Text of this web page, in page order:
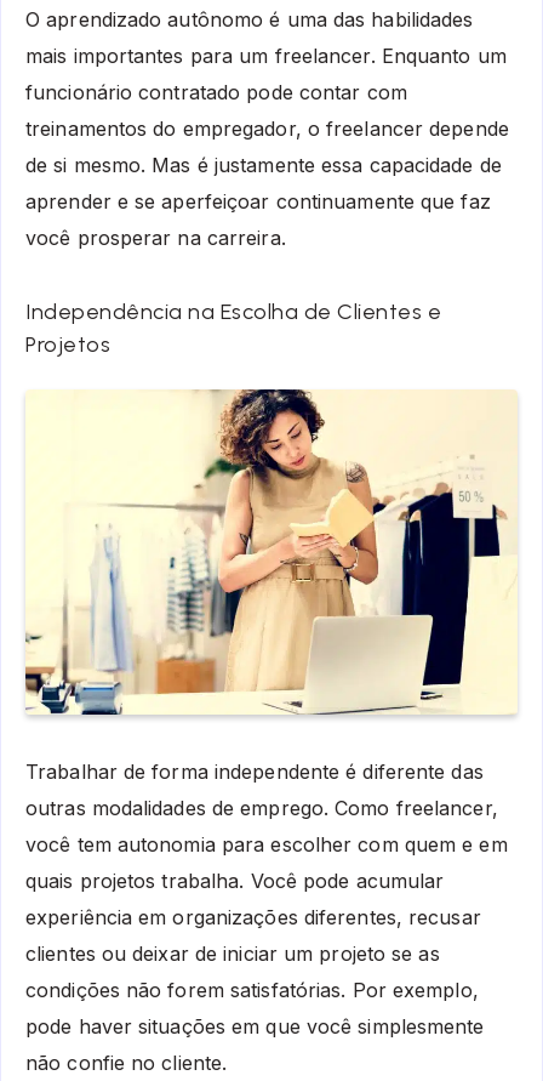
O aprendizado autônomo é uma das habilidades
mais importantes para um freelancer. Enquanto um
funcionário contratado pode contar com
treinamentos do empregador, o freelancer depende
de si mesmo. Mas é justamente essa capacidade de
aprender e se aperfeiçoar continuamente que faz
você prosperar na carreira.
Independência na Escolha de Clientes e
Projetos
Trabalhar de forma independente é diferente das
outras modalidades de emprego. Como freelancer,
você tem autonomia para escolher com quem e em
quais projetos trabalha. Você pode acumular
experiência em organizações diferentes, recusar
clientes ou deixar de iniciar um projeto se as
condições não forem satisfatórias. Por exemplo,
pode haver situações em que você simplesmente
não confie no cliente.